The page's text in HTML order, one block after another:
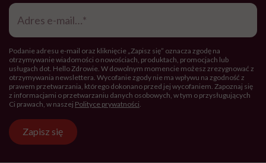
Adres
mail*
Podanie adresu e-mail oraz kliknięcie „Zapisz się” oznacza zgodę na
otrzymywanie wiadomości o nowościach, produktach, promocjach lub
usługach dot. Hello Zdrowie. W dowolnym momencie możesz zrezygnować z
otrzymywania newslettera. Wycofanie zgody nie ma wpływu na zgodność z
prawem przetwarzania, którego dokonano przed jej wycofaniem. Zapoznaj się
z informacjami o przetwarzaniu danych osobowych, w tym o przysługujących
Ci prawach, w naszej Polityce prywatności
Zapisz się